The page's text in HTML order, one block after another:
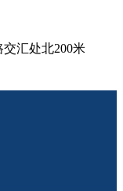
汇处北200米